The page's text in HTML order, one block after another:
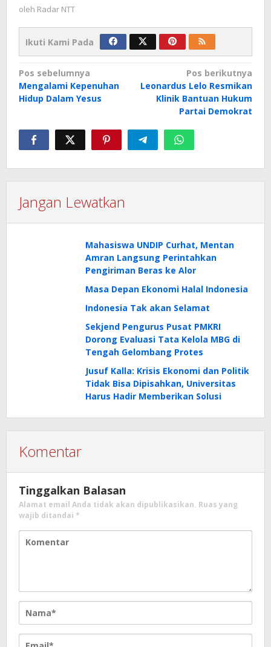
oleh Radar NTT
Ikuti Kami Pada
Navigasi
pos
Pos sebelumnya
Mengalami Kepenuhan
Hidup Dalam Yesus
Pos berikutnya
Leonardus Lelo Resmikan
Klinik Bantuan Hukum
Partai Demokrat
Jangan Lewatkan
Mahasiswa UNDIP Curhat, Mentan
Amran Langsung Perintahkan
Pengiriman Beras ke Alor
Masa Depan Ekonomi Halal Indonesia
Indonesia Tak akan Selamat
Sekjend Pengurus Pusat PMKRI
Dorong Evaluasi Tata Kelola MBG di
Tengah Gelombang Protes
Jusuf Kalla: Krisis Ekonomi dan Politik
Tidak Bisa Dipisahkan, Universitas
Harus Hadir Memberikan Solusi
Komentar
Tinggalkan Balasan
Alamat email Anda tidak akan dipublikasikan. Ruas yang
wajib ditandai *